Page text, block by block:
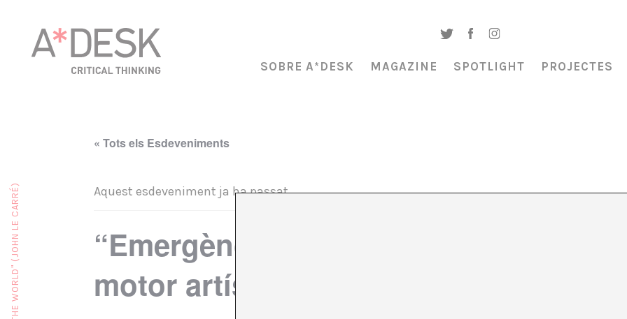
SOBRE A*DESK MAGAZINE SPOTLIGHT PROJECTES
« Tots els Esdeveniments
Aquest esdeveniment ja ha passat.
“Emergència creativa – Les crisis
motor artístic?” Mireia Calafell